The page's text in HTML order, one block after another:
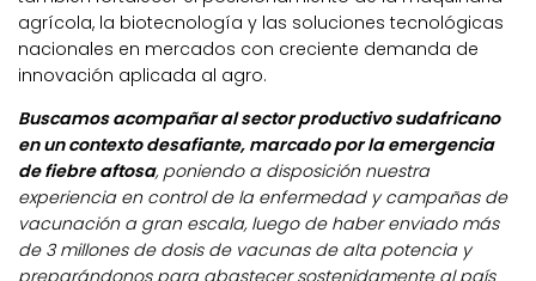
agrícola, la biotecnología y las soluciones tecnológicas
nacionales en mercados con creciente demanda de
innovación aplicada al agro.
Buscamos acompañar al sector productivo sudafricano
en un contexto desafiante, marcado por la emergencia
de fiebre aftosa, poniendo a disposición nuestra
experiencia en control de la enfermedad y campañas de
vacunación a gran escala, luego de haber enviado más
de 3 millones de dosis de vacunas de alta potencia y